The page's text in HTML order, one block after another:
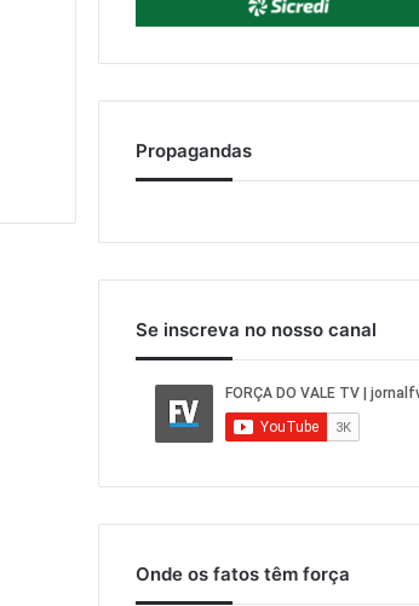
Propagandas
Se inscreva no nosso canal
Onde os fatos têm força